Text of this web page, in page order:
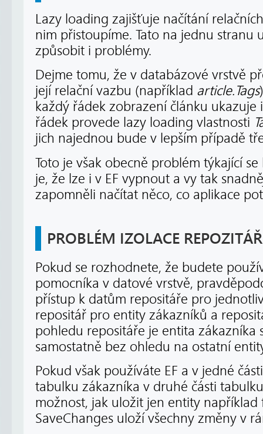
Lazy loading zajišťuje načítání
nim přistoupíme. Tato na jednu stranu
způsobit i problémy.
Dejme tomu, že v databázové vrstvě
její relační vazbu (například article.Tags
každý řádek zobrazení článku ukazuje
řádek provede lazy loading vlastnosti
jich najednou bude v lepším případě
Toto je však obecně problém týkající
je, že lze i v EF vypnout a vy tak
zapomněli načítat něco, co aplikace
PROBLÉM IZOLACE
Pokud se rozhodnete, že budete
pomocníka v datové vrstvě,
přístup k datům repositáře pro
repositář pro entity zákazníků a
pohledu repositáře je entita zákazníka
samostatně bez ohledu na ostatní
Pokud však používáte EF a v jedné
tabulku zákazníka v druhé části
možnost, jak uložit jen entity například
SaveChanges uloží všechny změny v